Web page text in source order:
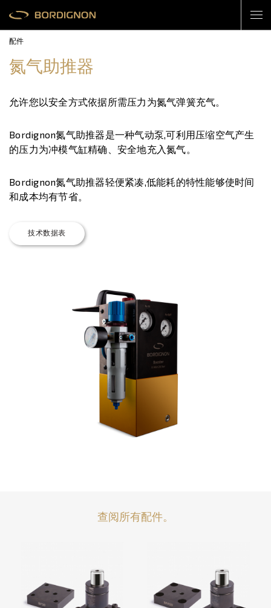
配件
氮气助推器
允许您以安全方式依据所需压力为氮气弹簧充气。
Bordignon氮气助推器是一种气动泵,可利用压缩空气产生
的压力为冲模气缸精确、安全地充入氮气。
Bordignon氮气助推器轻便紧凑,低能耗的特性能够使时间
和成本均有节省。
技术数据表
查阅所有配件。